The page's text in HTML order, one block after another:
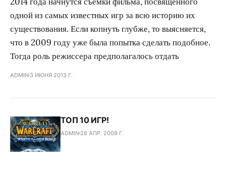
одной из самых известных игр за всю историю их
существования. Если копнуть глубже, то выясняется,
что в 2009 году уже была попытка сделать подобное.
Тогда роль режиссера предполагалось отдать
ADMIN 3 ИЮНЯ 2013 Г.
ТОП 10 ИГР!
ADMIN 28 АПР. 2009 Г.